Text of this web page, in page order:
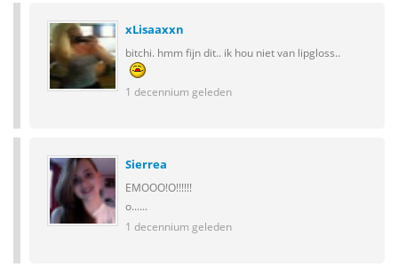
xLisaaxxn
bitchi. hmm fijn dit.. ik hou niet van lipgloss..
1 decennium geleden
Sierrea
EMOOO!O!!!!!!
o......
1 decennium geleden